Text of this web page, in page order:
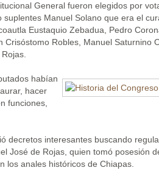
General fueron elegidos por
Manuel Solano que era el
Eustaquio Zebadua, Pedro
Robles, Manuel Saturnino
habían
hacer
funciones,
decretos interesantes buscando
José de Rojas, quien tomó posesión
los anales históricos de Chiapas.